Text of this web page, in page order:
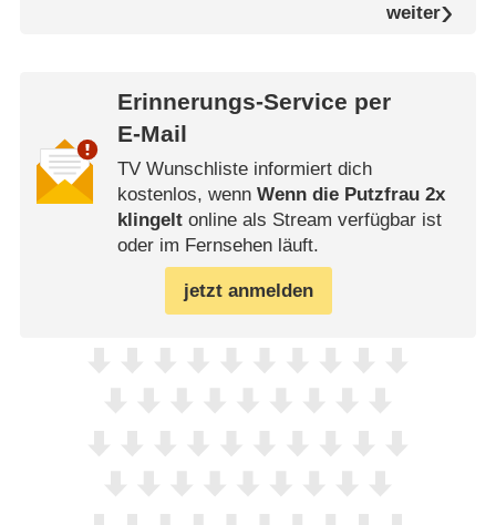
weiter
Erinnerungs-Service per
E-Mail
TV Wunschliste informiert dich
kostenlos, wenn Wenn die Putzfrau 2x
klingeltonline als Stream verfügbar ist
oder im Fernsehen läuft.
jetzt anmelden